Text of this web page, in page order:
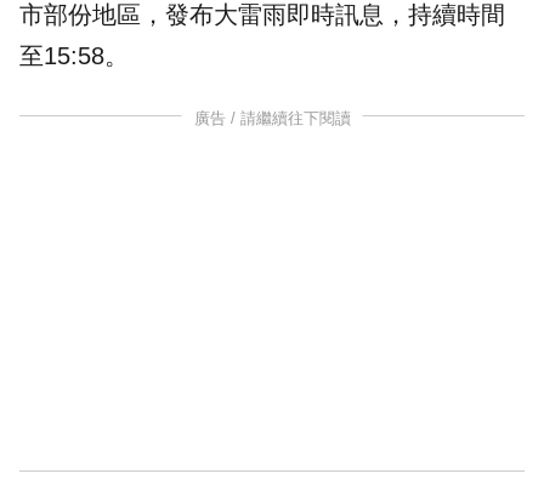
市部份地區，發布大雷雨即時訊息，持續時間
至15:58。
廣告 / 請繼續往下閱讀